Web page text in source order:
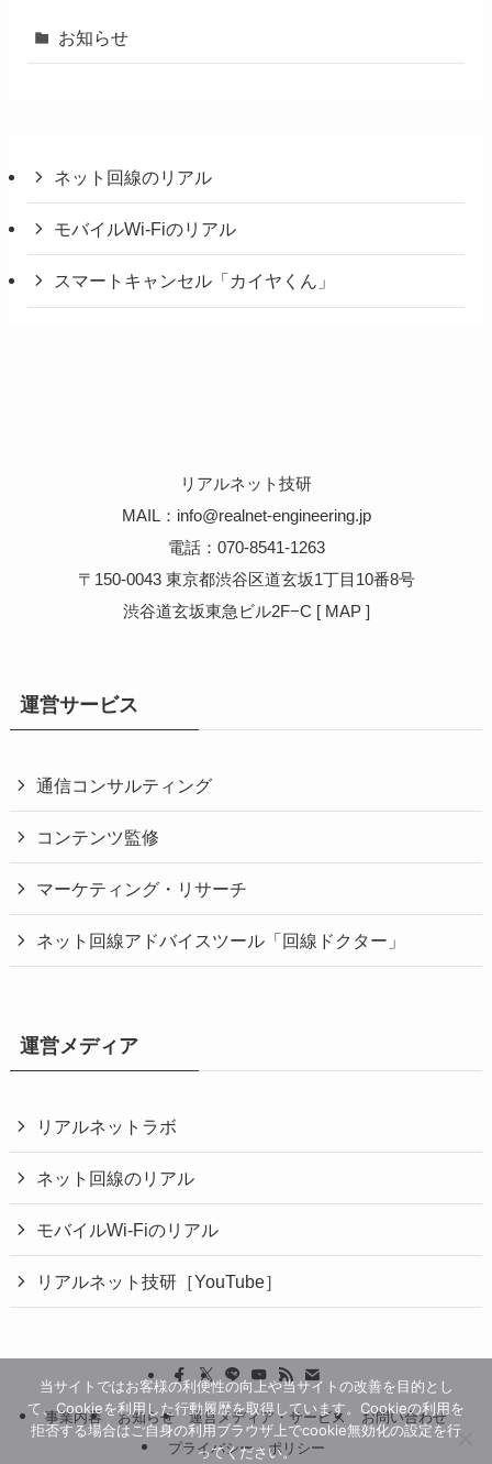
お知らせ
ネット回線のリアル
モバイルWi-Fiのリアル
スマートキャンセル「カイヤくん」
リアルネット技研
MAIL：info@realnet-engineering.jp
電話：070-8541-1263
〒150-0043 東京都渋谷区道玄坂1丁目10番8号
渋谷道玄坂東急ビル2F−C [ MAP]
運営サービス
通信コンサルティング
コンテンツ監修
マーケティング・リサーチ
ネット回線アドバイスツール「回線ドクター」
運営メディア
リアルネットラボ
ネット回線のリアル
モバイルWi-Fiのリアル
リアルネット技研［YouTube］
事業内容 お知らせ 運営メディア・サービス
お問い合わせ
プライバシー・ポリシー
当サイトではお客様の利便性の向上や当サイトの改善を目的とし
て、Cookieを利用した行動履歴を取得しています。Cookieの利用を
拒否する場合はご自身の利用ブラウザ上でcookie無効化の設定を行
ってください。